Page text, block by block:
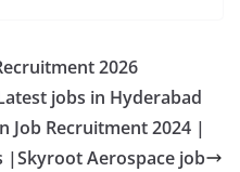
2026
jobs in Hyderabad
Job Recruitment 2024 |
|Skyroot Aerospace job